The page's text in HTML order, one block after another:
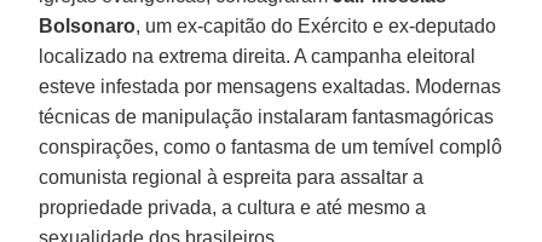
Bolsonaro, um ex-capitão do Exército e ex-deputado
localizado na extrema direita. A campanha eleitoral
esteve infestada por mensagens exaltadas. Modernas
técnicas de manipulação instalaram fantasmagóricas
conspirações, como o fantasma de um temível complô
comunista regional à espreita para assaltar a
propriedade privada, a cultura e até mesmo a
sexualidade dos brasileiros.